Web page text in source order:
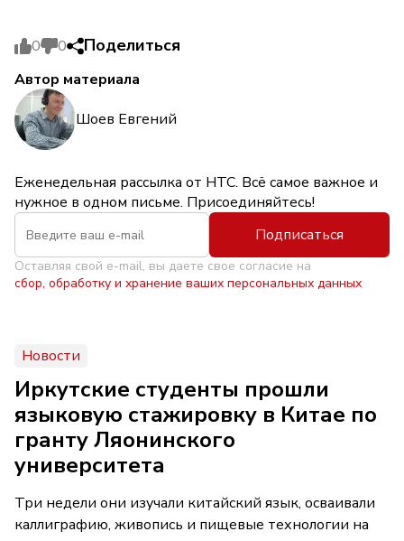
0 0 Поделиться
Автор материала
Шоев Евгений
Еженедельная рассылка от НТС. Всё самое важное и
нужное в одном письме. Присоединяйтесь!
Подписаться
Оставляя свой e-mail, вы даете свое согласие на
сбор, обработку и хранение ваших персональных данных
Новости
Иркутские студенты прошли
языковую стажировку в Китае по
гранту Ляонинского
университета
Три недели они изучали китайский язык, осваивали
каллиграфию, живопись и пищевые технологии на